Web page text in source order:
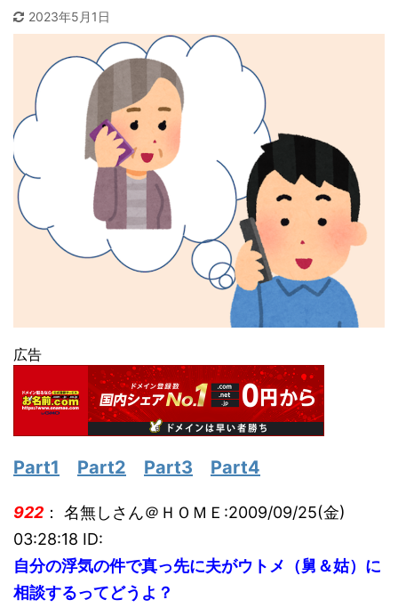
2023年5月1日
広告
Part1 Part2 Part3 Part4
922 ： 名無しさん＠ＨＯＭＥ:2009/09/25(金)
03:28:18 ID:
自分の浮気の件で真っ先に夫がウトメ（舅＆姑）に
相談するってどうよ？